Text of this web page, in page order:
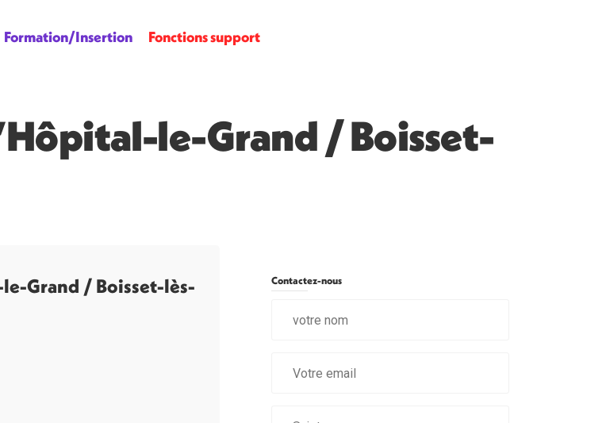
Formation/Insertion Fonctions support
le-Grand / Boisset-
le-Grand / Boisset-lès-
Contactez-nous